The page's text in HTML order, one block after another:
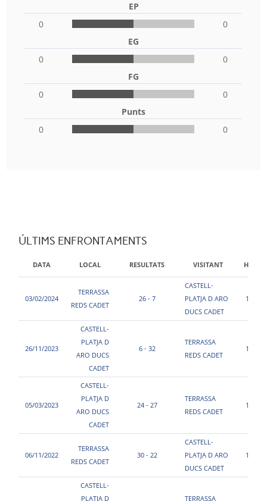
EP
0
0
EG
0
0
FG
0
0
Punts
0
0
ÚLTIMS ENFRONTAMENTS
DATA LOCAL RESULTATS VISITANT HORA
03/02/2024
TERRASSA
REDS CADET
26 - 7
CASTELL-
PLATJA D ARO
DUCS CADET
11:00
26/11/2023
CASTELL-
PLATJA D
ARO DUCS
CADET
6 - 32
TERRASSA
REDS CADET
11:00
05/03/2023
CASTELL-
PLATJA D
ARO DUCS
CADET
24 - 27
TERRASSA
REDS CADET
15:00
06/11/2022
TERRASSA
REDS CADET
30 - 22
CASTELL-
PLATJA D ARO
DUCS CADET
11:00
CASTELL-
PLATJA D
TERRASSA